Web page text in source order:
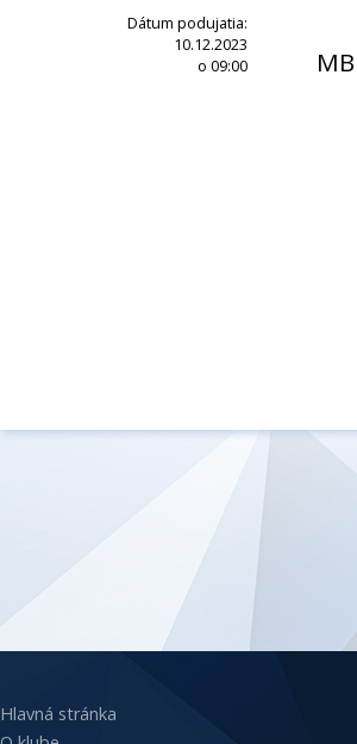
Dátum podujatia:
10.12.2023
o 09:00
Hlavná stránka